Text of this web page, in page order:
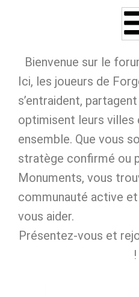
Bienvenue sur le
Ici, les joueurs de
s’entraident,
optimisent leurs villes
ensemble. Que vous
stratège confirmé ou
Monuments, vous
communauté active
vous aider.
Présentez‑vous et
!